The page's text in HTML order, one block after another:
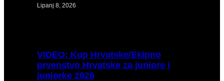
Lipanj 8, 2026
VIDEO: Kup Hrvatske/Ekipno
prvenstvo Hrvatske za juniore i
juniorke 2026